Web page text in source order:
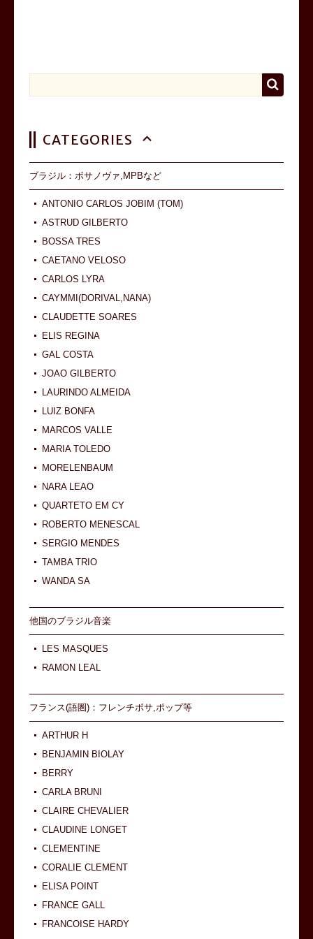
CATEGORIES
ブラジル：ボサノヴァ,MPBなど
ANTONIO CARLOS JOBIM (TOM)
ASTRUD GILBERTO
BOSSA TRES
CAETANO VELOSO
CARLOS LYRA
CAYMMI(DORIVAL,NANA)
CLAUDETTE SOARES
ELIS REGINA
GAL COSTA
JOAO GILBERTO
LAURINDO ALMEIDA
LUIZ BONFA
MARCOS VALLE
MARIA TOLEDO
MORELENBAUM
NARA LEAO
QUARTETO EM CY
ROBERTO MENESCAL
SERGIO MENDES
TAMBA TRIO
WANDA SA
他国のブラジル音楽
LES MASQUES
RAMON LEAL
フランス(語圏)：フレンチボサ,ポップ等
ARTHUR H
BENJAMIN BIOLAY
BERRY
CARLA BRUNI
CLAIRE CHEVALIER
CLAUDINE LONGET
CLEMENTINE
CORALIE CLEMENT
ELISA POINT
FRANCE GALL
FRANCOISE HARDY